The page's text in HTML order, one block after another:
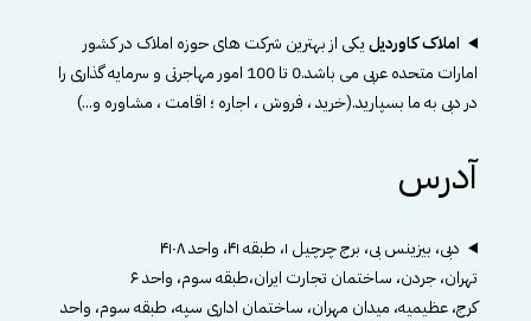
املاک کاوردیلیکی از بهترین شرکت های حوزه املاک در کشور
امارات متحده عربی می باشد.0 تا 100 امور مهاجرتی و سرمایه گذاری را
در دبی به ما بسپارید.(خرید ، فروش ، اجاره ؛ اقامت ، مشاوره و...)
آدرس
دبی، بیزینس بی، برج چرچیل ۱، طبقه ۴۱، واحد ۴۱۰۸
تهران، جردن، ساختمان تجارت ایران،طبقه سوم، واحد ۶
کرج، عظیمیه، میدان مهران، ساختمان اداری سپه، طبقه سوم، واحد